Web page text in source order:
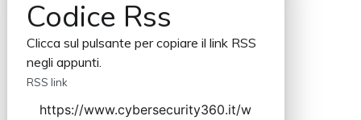
Codice Rss
Clicca sul pulsante per copiare il link RSS
negli appunti.
RSS link